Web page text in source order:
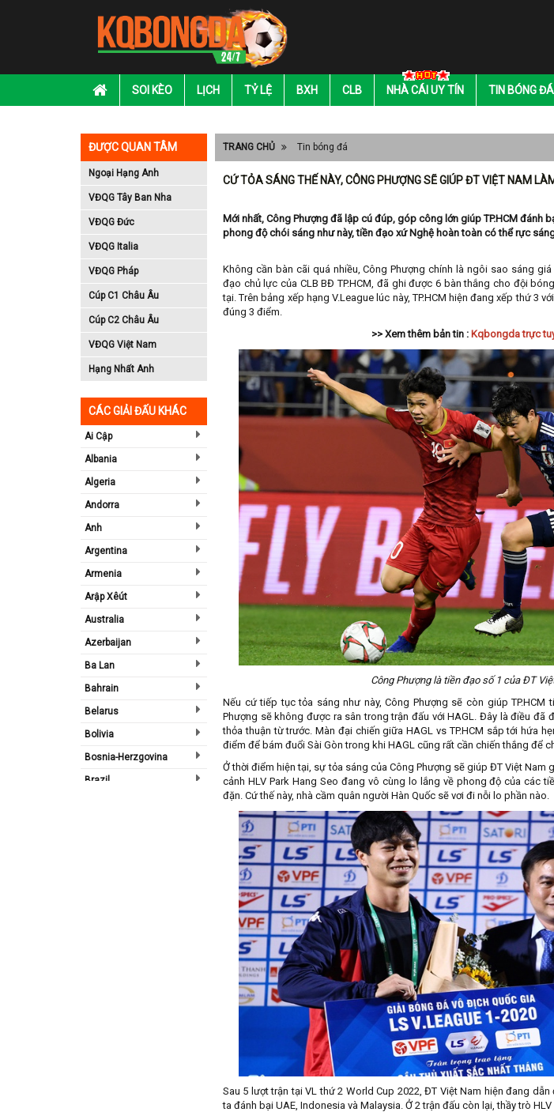
SOI KÈO LỊCH TỶ LỆ BXH CLB NHÀ CÁI UY TÍN TIN BÓNG ĐÁ
ĐƯỢC QUAN TÂM
Ngoại Hạng Anh
VĐQG Tây Ban Nha
VĐQG Đức
VĐQG Italia
VĐQG Pháp
Cúp C1 Châu Âu
Cúp C2 Châu Âu
VĐQG Việt Nam
Hạng Nhất Anh
CÁC GIẢI ĐẤU KHÁC
Ai Cập
Albania
Algeria
Andorra
Anh
Argentina
Armenia
Arập Xêút
Australia
Azerbaijan
Ba Lan
Bahrain
Belarus
Bolivia
Bosnia-Herzgovina
Brazil
TRANG CHỦ Tin bóng đá
CỨ TỎA SÁNG THẾ NÀY, CÔNG PHƯỢNG SẼ GIÚP ĐT VIỆT NAM
Mới nhất, Công Phượng đã lập cú đúp, góp công lớn giúp TP.HCM đánh
phong độ chói sáng như này, tiền đạo xứ Nghệ hoàn toàn có thể rực
Không cần bàn cãi quá nhiều, Công Phượng chính là ngôi sao sáng
đạo chủ lực của CLB BĐ TP.HCM, đã ghi được 6 bàn thắng cho đội
tại. Trên bảng xếp hạng V.League lúc này, TP.HCM hiện đang xếp thứ 3
đúng 3 điểm.
>> Xem thêm bản tin : Kqbongda trực
Công Phượng là tiền đạo số 1 của ĐT
Nếu cứ tiếp tục tỏa sáng như này, Công Phượng sẽ còn giúp TP.HCM
Phượng sẽ không được ra sân trong trận đấu với HAGL. Đây là điều đã
thỏa thuận từ trước. Màn đại chiến giữa HAGL vs TP.HCM sắp tới hứa
điểm để bám đuổi Sài Gòn trong khi HAGL cũng rất cần chiến thắng để
Ở thời điểm hiện tại, sự tỏa sáng của Công Phượng sẽ giúp ĐT Việt Nam
cảnh HLV Park Hang Seo đang vô cùng lo lắng về phong độ của các
đặn. Cứ thế này, nhà cầm quân người Hàn Quốc sẽ vơi đi nỗi lo phần nào.
Sau 5 lượt trận tại VL thứ 2 World Cup 2022, ĐT Việt Nam hiện đang
ta đánh bại UAE, Indonesia và Malaysia. Ở 2 trận đấu còn lại, thầy trò